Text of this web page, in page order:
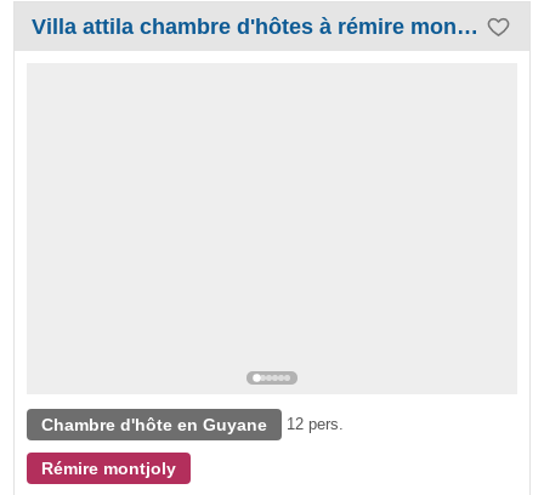
Villa attila chambre d'hôtes à rémire montjoly
Chambre d'hôte en Guyane 12 pers.
Rémire montjoly